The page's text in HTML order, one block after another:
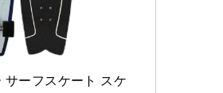
サーフスケート スケ